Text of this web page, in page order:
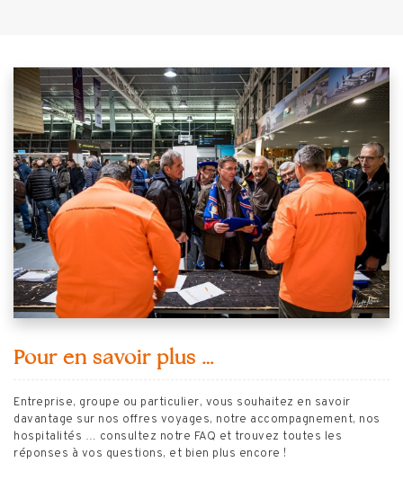
Pour en savoir plus …
Entreprise, groupe ou particulier, vous souhaitez en savoir
davantage sur nos offres voyages, notre accompagnement, nos
hospitalités … consultez notre FAQ et trouvez toutes les
réponses à vos questions, et bien plus encore !